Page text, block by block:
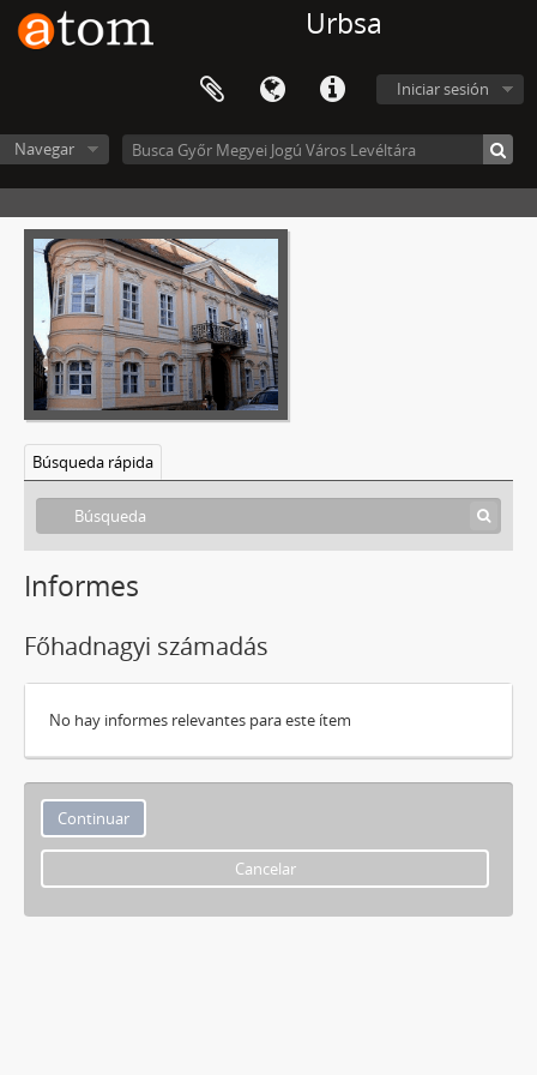
Urbsa
Iniciar sesión
Navegar
Búsqueda rápida
Informes
Főhadnagyi számadás
No hay informes relevantes para este ítem
Cancelar